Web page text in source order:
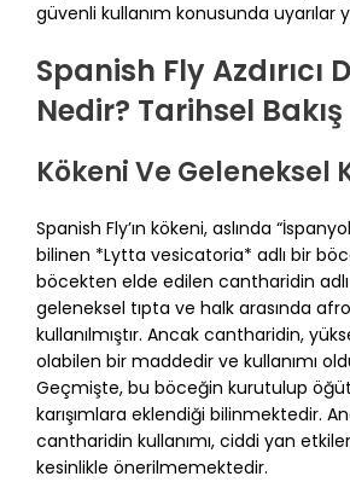
güvenli kullanım konusunda uyarılar
Spanish Fly Azdırıcı
Nedir? Tarihsel Bakış
Kökeni Ve Geleneksel
Spanish Fly’ın kökeni, aslında
bilinen *Lytta vesicatoria* adlı bir
böcekten elde edilen cantharidin
geleneksel tıpta ve halk arasında
kullanılmıştır. Ancak cantharidin,
olabilen bir maddedir ve kullanımı
Geçmişte, bu böceğin kurutulup
karışımlara eklendiği bilinmektedir.
cantharidin kullanımı, ciddi yan
kesinlikle önerilmemektedir.